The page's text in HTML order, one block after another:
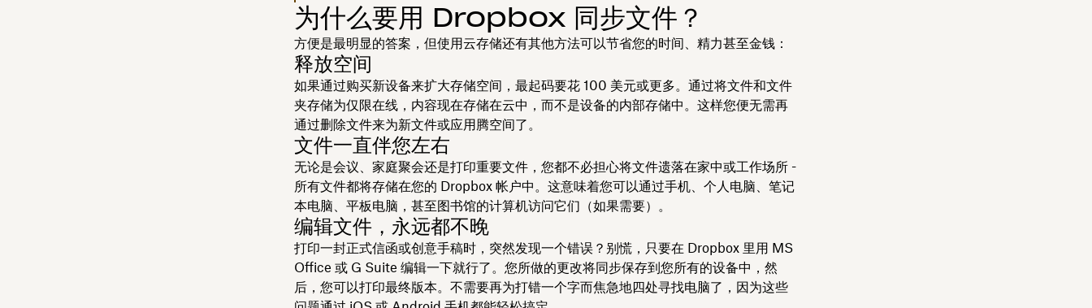
为什么要用 Dropbox 同步文件？
方便是最明显的答案，但使用云存储还有其他方法可以节省您的时间、精力甚至金钱：
释放空间
如果通过购买新设备来扩大存储空间，最起码要花 100 美元或更多。通过将文件和文件
夹存储为仅限在线，内容现在存储在云中，而不是设备的内部存储中。这样您便无需再
通过删除文件来为新文件或应用腾空间了。
文件一直伴您左右
无论是会议、家庭聚会还是打印重要文件，您都不必担心将文件遗落在家中或工作场所 -
所有文件都将存储在您的 Dropbox 帐户中。这意味着您可以通过手机、个人电脑、笔记
本电脑、平板电脑，甚至图书馆的计算机访问它们（如果需要）。
编辑文件，永远都不晚
打印一封正式信函或创意手稿时，突然发现一个错误？别慌，只要在 Dropbox 里用 MS
Office 或 G Suite 编辑一下就行了。您所做的更改将同步保存到您所有的设备中，然
后，您可以打印最终版本。不需要再为打错一个字而焦急地四处寻找电脑了，因为这些